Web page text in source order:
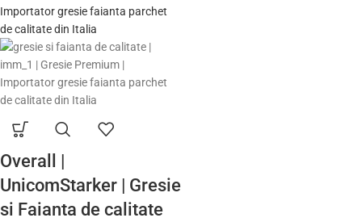
Overall |
UnicomStarker | Gresie
si Faianta de calitate